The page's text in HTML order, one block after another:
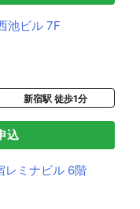
池ビル 7F
新宿駅 徒歩1分
込
レミナビル 6階